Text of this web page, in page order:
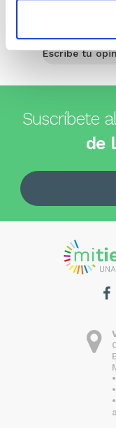
Escribe tu
Suscríbete
de